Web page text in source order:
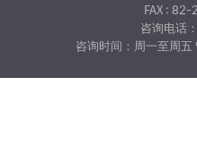
FAX :
咨询电话
咨询时间：周一至周